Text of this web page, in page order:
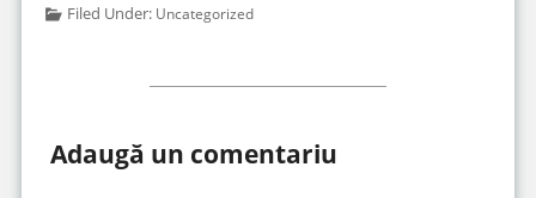
Filed Under: Uncategorized
Adaugă un comentariu